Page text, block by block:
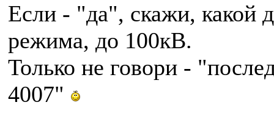
Если - "да", скажи, какой
режима, до 100кВ.
Только не говори -
4007"